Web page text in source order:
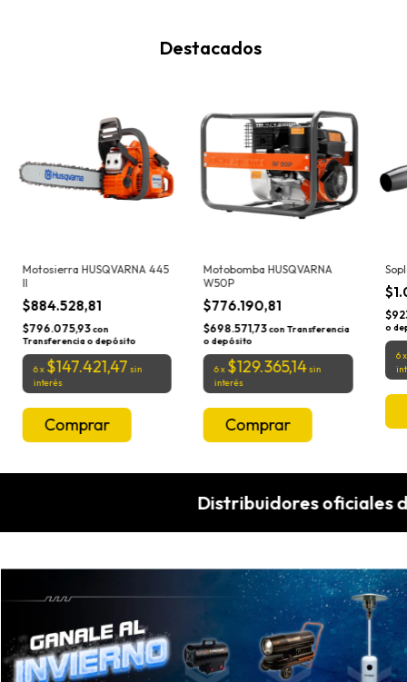
Destacados
Motosierra HUSQVARNA 445
II
$884.528,81
$796.075,93con
Transferencia o depósito
6x $147.421,47 sin
interés
Motobomba HUSQVARNA
W50P
$776.190,81
$698.571,73con Transferencia
o depósito
6x $129.365,14sin
interés
o
6
Distribuidores oficiales de las